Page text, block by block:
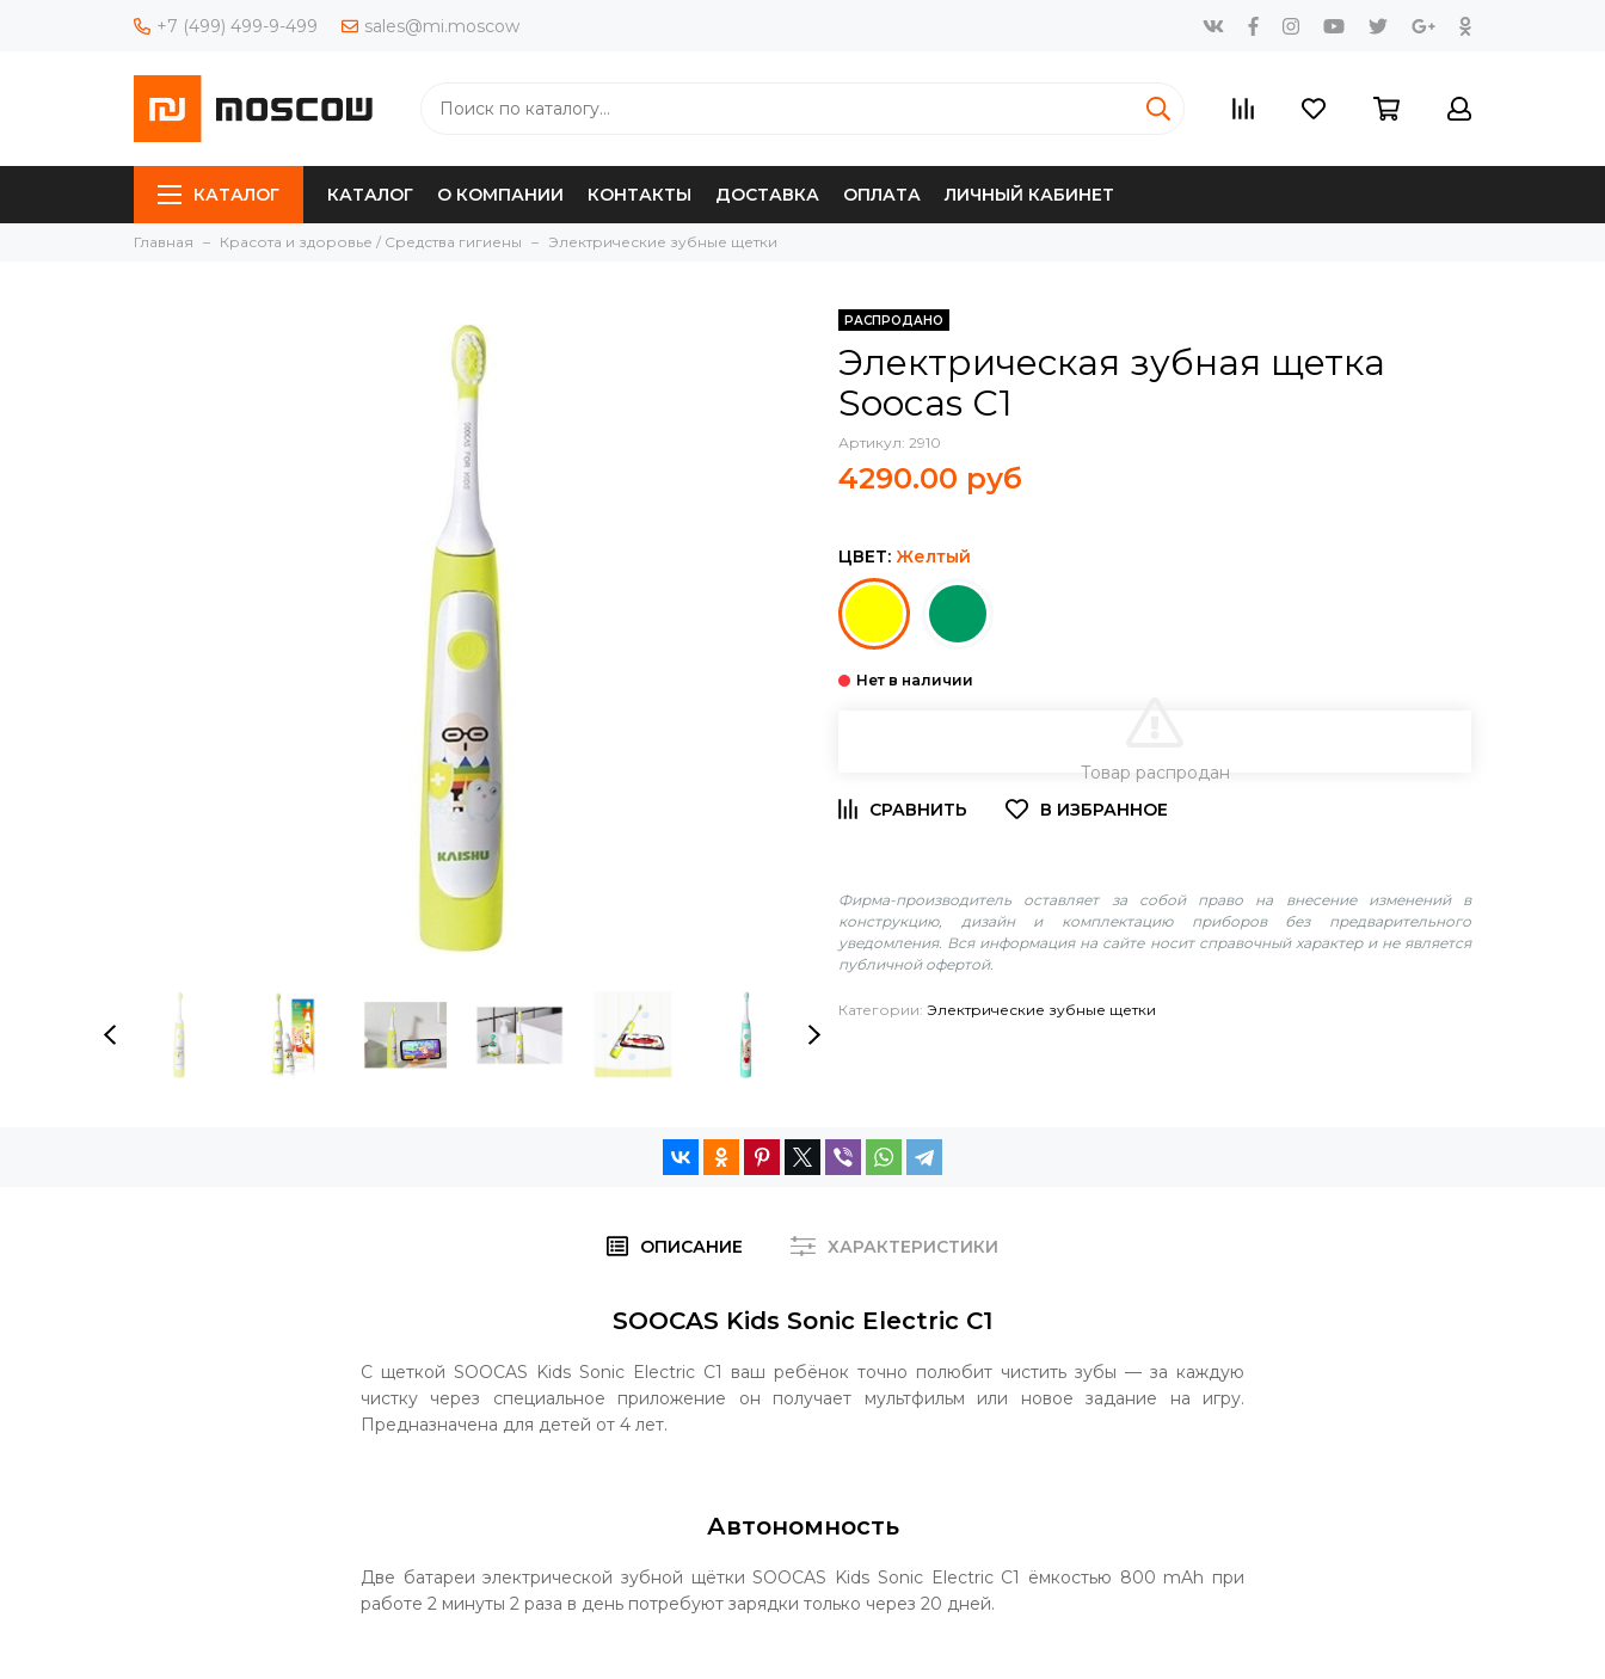
+7 (499) 499-9-499 sales@mi.moscow
КАТАЛОГ КАТАЛОГ О КОМПАНИИ КОНТАКТЫ ДОСТАВКА ОПЛАТА ЛИЧНЫЙ КАБИНЕТ
Главная Красота и здоровье / Средства гигиены Электрические зубные щетки
РАСПРОДАНО
Электрическая зубная щетка
Soocas C1
Артикул: 2910
4290.00 руб
ЦВЕТ: Желтый
Товар распродан
Фирма-производитель оставляет за собой право на внесение изменений в
конструкцию, дизайн и комплектацию приборов без предварительного
уведомления. Вся информация на сайте носит справочный характер и не является
публичной офертой.
Категории: Электрические зубные щетки
ОПИСАНИЕ ХАРАКТЕРИСТИКИ
SOOCAS Kids Sonic Electric С1
С щеткой SOOCAS Kids Sonic Electric С1 ваш ребёнок точно полюбит чистить зубы — за каждую
чистку через специальное приложение он получает мультфильм или новое задание на игру.
Предназначена для детей от 4 лет.
Автономность
Две батареи электрической зубной щётки SOOCAS Kids Sonic Electric С1 ёмкостью 800 mAh при
работе 2 минуты 2 раза в день потребуют зарядки только через 20 дней.